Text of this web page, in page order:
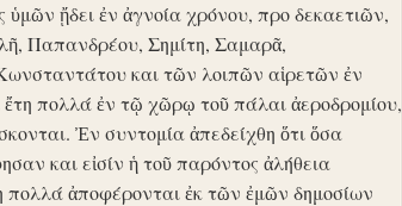
ὑμῶν ᾔδει ἐν ἀγνοία χρόνου, προ δεκαετιῶν,
Παπανδρέου, Σημίτη, Σαμαρᾶ,
και τῶν λοιπῶν αἱρετῶν ἐν
πολλά ἐν τῷ χῶρῳ τοῦ πάλαι ἀεροδρομίου,
Ἐν συντομία ἀπεδείχθη ὅτι ὅσα
και εἰσίν ἡ τοῦ παρόντος ἀλήθεια
ἀποφέρονται ἐκ τῶν ἐμῶν δημοσίων